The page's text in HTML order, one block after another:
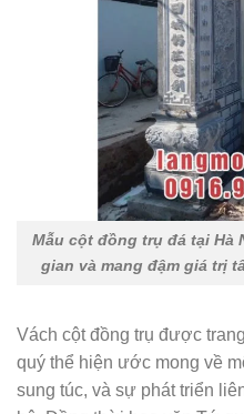
Mẫu cột đồng trụ đá tại
gian và mang đậm giá trị
Vách cột đồng trụ được
quý thể hiện ước mong về
sung túc, và sự phát triển